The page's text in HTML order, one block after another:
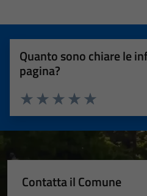
Quanto sono chiare le
pagina?
Valuta 5 stelle
Valuta 4 stelle su 5
Valuta 3 stelle su 5
Valuta 2 stelle su 5
Valuta 1 stelle su 5
Contatta il Comune